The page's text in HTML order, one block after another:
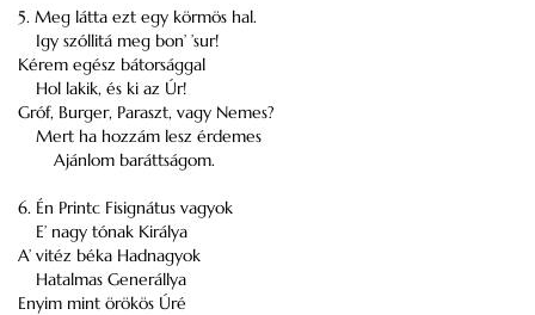
5. Meg látta ezt egy körmös hal.
Igy szóllitá meg bon’ ’sur!
Kérem egész bátorsággal
Hol lakik, és ki az Úr!
Gróf, Burger, Paraszt, vagy Nemes?
Mert ha hozzám lesz érdemes
Ajánlom baráttságom.
6. Én Printc Fisignátus vagyok
E’ nagy tónak Királya
A’ vitéz béka Hadnagyok
Hatalmas Generállya
Enyim mint örökös Úré